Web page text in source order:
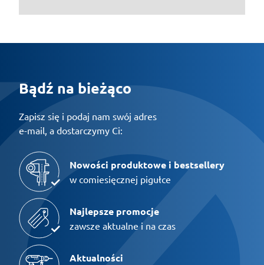
Bądź na bieżąco
Zapisz się i podaj nam swój adres
e-mail, a dostarczymy Ci:
Nowości produktowe i bestsellery
w comiesięcznej pigułce
Najlepsze promocje
zawsze aktualne i na czas
Aktualności